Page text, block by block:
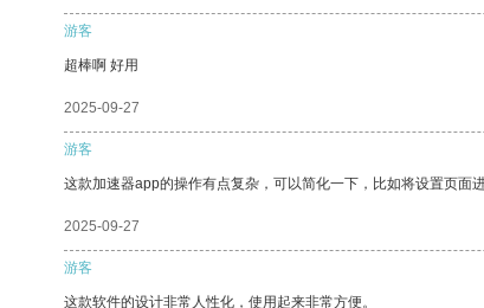
游客
超棒啊 好用
2025-09-27
游客
这款加速器app的操作有点复杂，可以简化一下，比如将设置页面进
2025-09-27
游客
这款软件的设计非常人性化，使用起来非常方便。